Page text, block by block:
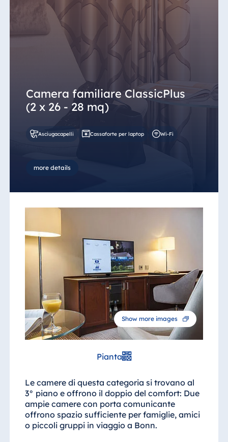
Camera familiare ClassicPlus
(2 x 26 - 28 mq)
Asciugacapelli Cassaforte per laptop Wi-Fi
more details
Show more images
Pianta
Le camere di questa categoria si trovano al
3° piano e offrono il doppio del comfort: Due
ampie camere con porta comunicante
offrono spazio sufficiente per famiglie, amici
o piccoli gruppi in viaggio a Bonn.